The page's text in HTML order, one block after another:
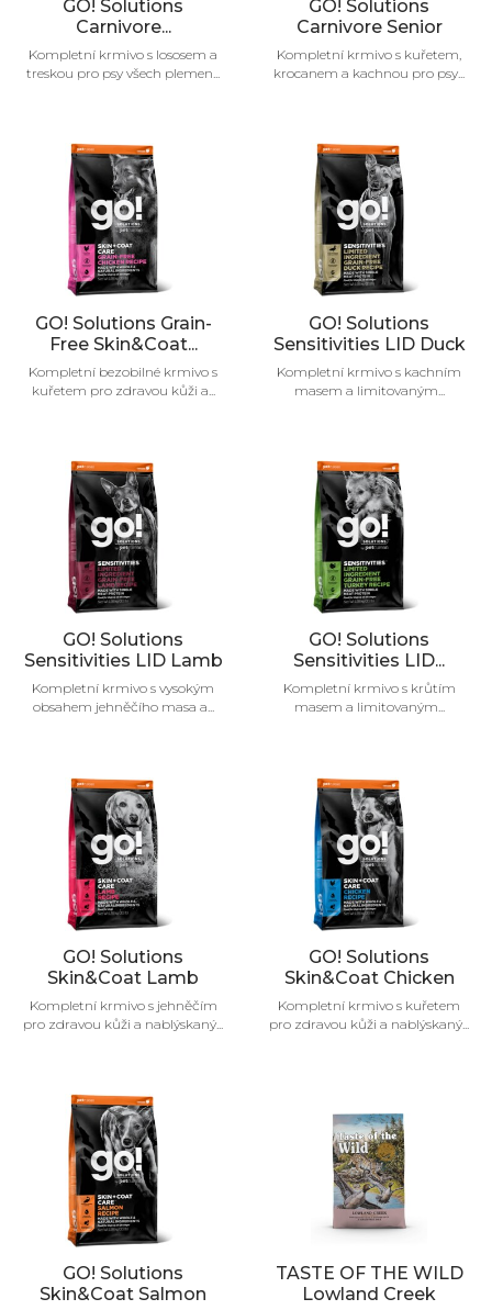
GO! Solutions
Carnivore...
Kompletní krmivo s lososem a
treskou pro psy všech plemen...
GO! Solutions
Carnivore Senior
Kompletní krmivo s kuřetem,
krocanem a kachnou pro psy...
GO! Solutions Grain-
Free Skin&Coat...
Kompletní bezobilné krmivo s
kuřetem pro zdravou kůži a...
GO! Solutions
Sensitivities LID Duck
Kompletní krmivo s kachním
masem a limitovaným...
GO! Solutions
Sensitivities LID Lamb
Kompletní krmivo s vysokým
obsahem jehněčího masa a...
GO! Solutions
Sensitivities LID...
Kompletní krmivo s krůtím
masem a limitovaným...
GO! Solutions
Skin&Coat Lamb
Kompletní krmivo s jehněčím
pro zdravou kůži a nablýskaný...
GO! Solutions
Skin&Coat Chicken
Kompletní krmivo s kuřetem
pro zdravou kůži a nablýskaný...
GO! Solutions
Skin&Coat Salmon
TASTE OF THE WILD
Lowland Creek